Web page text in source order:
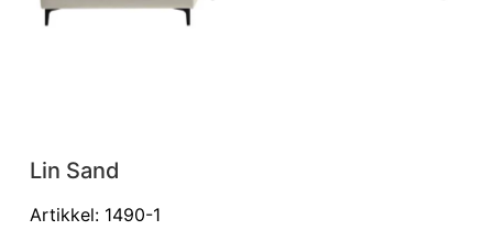
Lin Sand
Artikkel: 1490-1